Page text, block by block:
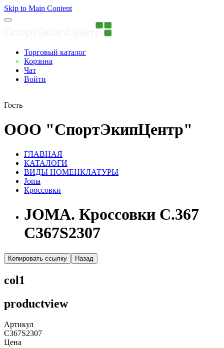
Skip to Main Content
Торговый каталог
Корзина
Чат
Войти
Гость
ООО "СпортЭкипЦентр"
ГЛАВНАЯ
КАТАЛОГИ
ВИДЫ НОМЕНКЛАТУРЫ
Joma
Кроссовки
JOMA. Кроссовки C.367
C367S2307
Копировать ссылку Назад
col1
productview
Артикул
C367S2307
Цена